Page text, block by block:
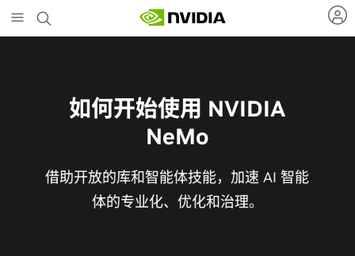
to
main
如何开始使用 NVIDIA
NeMo
借助开放的库和智能体技能，加速 AI 智能
体的专业化、优化和治理。